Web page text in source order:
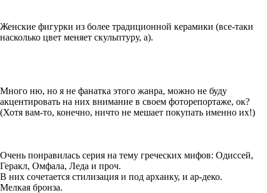
Женские фигурки из более традиционной керамики (все-таки
насколько цвет меняет скульптуру, а).
Много ню, но я не фанатка этого жанра, можно не буду
акцентировать на них внимание в своем фоторепортаже, ок?
(Хотя вам-то, конечно, ничто не мешает покупать именно их!)
Очень понравилась серия на тему греческих мифов: Одиссей,
Геракл, Омфала, Леда и проч.
В них сочетается стилизация и под архаику, и ар-деко.
Мелкая бронза.